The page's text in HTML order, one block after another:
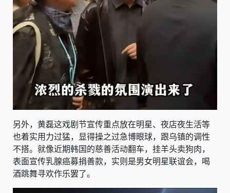
另外，黄磊这戏剧节宣传重点放在明星、夜店夜生活等
也着实用力过猛，显得操之过急博眼球，跟乌镇的调性
不搭。就像近期韩国的慈善活动翻车，挂羊头卖狗肉，
表面宣传乳腺癌募捐善款，实则是男女明星联谊会，喝
酒跳舞寻欢作乐罢了。